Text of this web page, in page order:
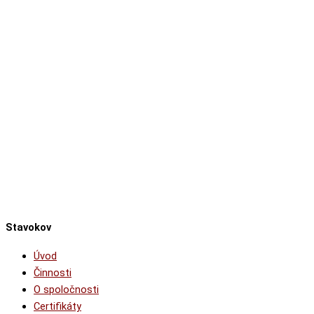
Stavokov
Úvod
Činnosti
O spoločnosti
Certifikáty